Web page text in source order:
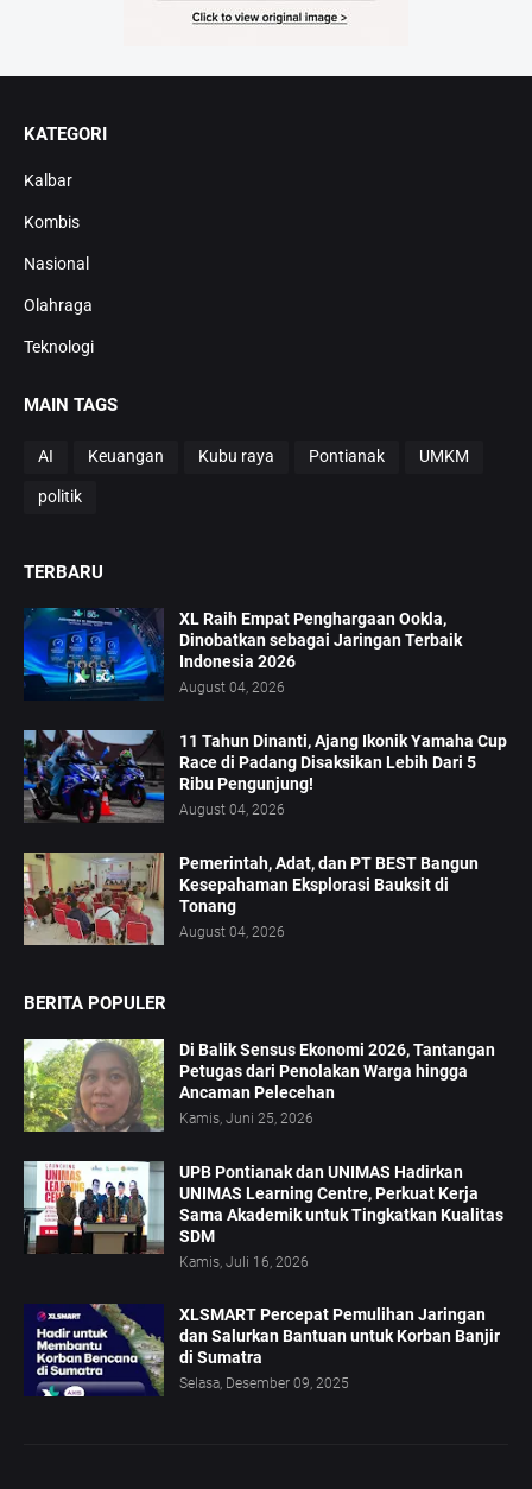
KATEGORI
Kalbar
Kombis
Nasional
Olahraga
Teknologi
MAIN TAGS
AI Keuangan Kubu raya Pontianak UMKM
politik
TERBARU
XL Raih Empat Penghargaan Ookla,
Dinobatkan sebagai Jaringan Terbaik
Indonesia 2026
August 04, 2026
11 Tahun Dinanti, Ajang Ikonik Yamaha Cup
Race di Padang Disaksikan Lebih Dari 5
Ribu Pengunjung!
August 04, 2026
Pemerintah, Adat, dan PT BEST Bangun
Kesepahaman Eksplorasi Bauksit di
Tonang
August 04, 2026
BERITA POPULER
Di Balik Sensus Ekonomi 2026, Tantangan
Petugas dari Penolakan Warga hingga
Ancaman Pelecehan
Kamis, Juni 25, 2026
UPB Pontianak dan UNIMAS Hadirkan
UNIMAS Learning Centre, Perkuat Kerja
Sama Akademik untuk Tingkatkan Kualitas
SDM
Kamis, Juli 16, 2026
XLSMART Percepat Pemulihan Jaringan
dan Salurkan Bantuan untuk Korban Banjir
di Sumatra
Selasa, Desember 09, 2025